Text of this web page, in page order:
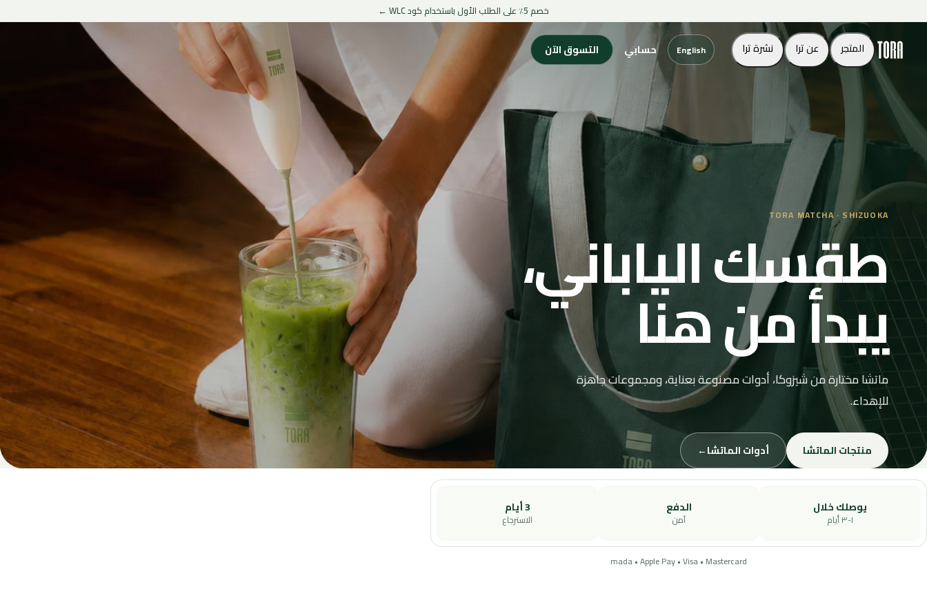
المحتوى
خصم 5٪ على الطلب الأول باستخدام كود WLC ←
المتجر عن ترا نشرة ترا English حسابي التسوق الآن
TORA MATCHA · SHIZUOKA
طقسك الياباني،
يبدأ من هنا
ماتشا مختارة من شيزوكا، أدوات مصنوعة بعناية، ومجموعات جاهزة
للإهداء.
منتجات الماتشا أدوات الماتشا←
يوصلك خلال
١-٣ أيام
الدفع
آمن
3 أيام
الاسترجاع
mada • Apple Pay • Visa • Mastercard